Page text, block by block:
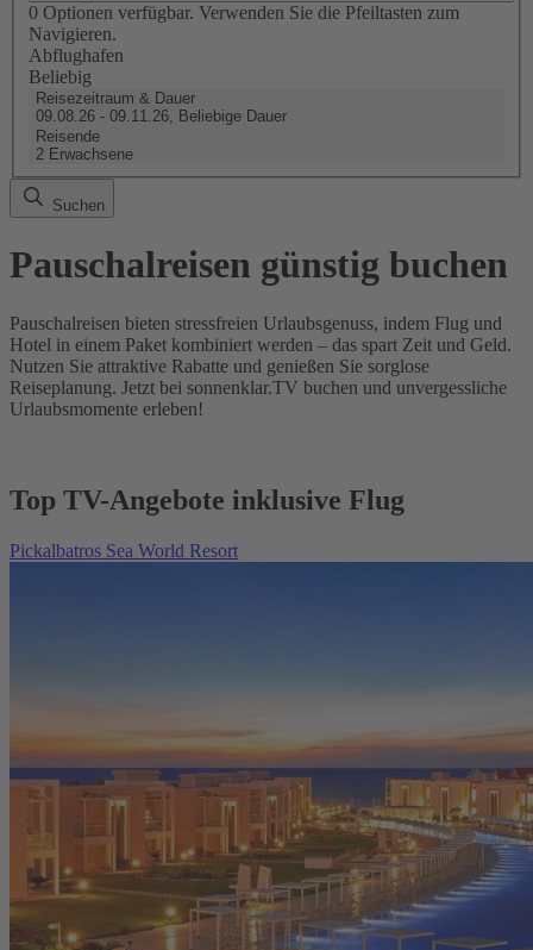
0 Optionen verfügbar. Verwenden Sie die Pfeiltasten zum
Navigieren.
Abflughafen
Beliebig
Reisezeitraum & Dauer
09.08.26 - 09.11.26, Beliebige Dauer
Reisende
2 Erwachsene
Suchen
Pauschalreisen günstig buchen
Pauschalreisen bieten stressfreien Urlaubsgenuss, indem Flug und
Hotel in einem Paket kombiniert werden – das spart Zeit und Geld.
Nutzen Sie attraktive Rabatte und genießen Sie sorglose
Reiseplanung. Jetzt bei sonnenklar.TV buchen und unvergessliche
Urlaubsmomente erleben!
Top TV-Angebote inklusive Flug
Pickalbatros Sea World Resort